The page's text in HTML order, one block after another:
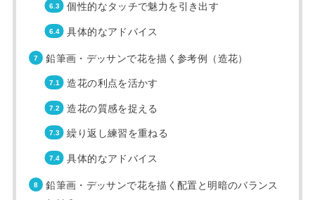
個性的なタッチで魅力を引き出す
具体的なアドバイス
鉛筆画・デッサンで花を描く参考例（造花）
造花の利点を活かす
造花の質感を捉える
繰り返し練習を重ねる
具体的なアドバイス
鉛筆画・デッサンで花を描く配置と明暗のバランス